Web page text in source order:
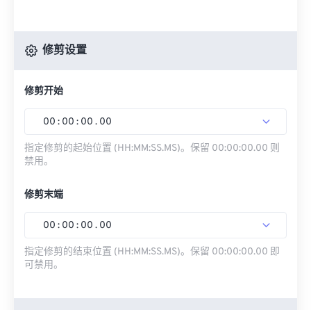
修剪设置
修剪开始
00 : 00 : 00 . 00
指定修剪的起始位置 (HH:MM:SS.MS)。保留 00:00:00.00 则
禁用。
修剪末端
00 : 00 : 00 . 00
指定修剪的结束位置 (HH:MM:SS.MS)。保留 00:00:00.00 即
可禁用。